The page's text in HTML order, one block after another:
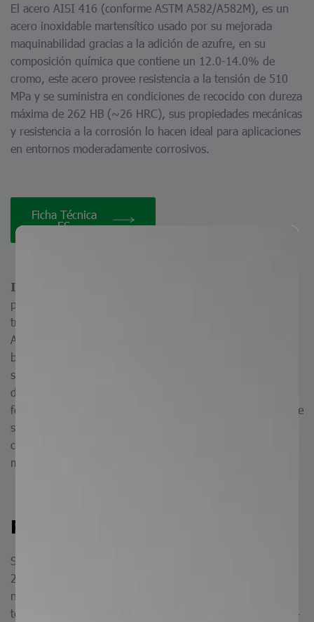
El acero AISI 416 (conforme ASTM A582/A582M), es un
acero inoxidable martensítico usado por su mejorada
maquinabilidad gracias a la adición de azufre, en su
composición química que contiene un 12.0-14.0% de
cromo, este acero provee resistencia a la tensión de 510
MPa y se suministra en condiciones de recocido con dureza
máxima de 262 HB (~26 HRC), sus propiedades mecánicas
y resistencia a la corrosión lo hacen ideal para aplicaciones
en entornos moderadamente corrosivos.
Ficha Técnica
ES
Inox 416
perteneciente a la familia de aceros endurecibles por
transformación a martensita (conforme a ASTM
A582/A582M-12: 416 re-aprobado en 2017), también es
buscado como AISI/SAE 416, DIN 1.4005, y JIS SUS 416,
su composición química, que contiene máximo del 0.15%
de carbono, 1.25% de manganeso, máximo del 0.06% de
fósforo, mínimo del 0.15% de azufre, máximo del 1.0% de
silicio y de un 12.0 a14.0% de cromo, se distingue por su
capacidad de endurecimiento por transformación a
martensita y resistencia a la corrosión.
Propiedades del AISI 416
Suministrado en estado recocido con dureza máxima de
262 HB (~26 HRC), presenta propiedades mecánicas
notables a temperatura ambiente, con resistencia a la
tensión de 510 MPa (74,000 Lb/in
), límite elástico de 274